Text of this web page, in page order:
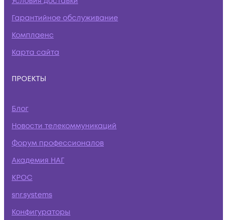
Гарантийное обслуживание
Комплаенс
Карта сайта
ПРОЕКТЫ
Блог
Новости телекоммуникаций
Форум профессионалов
Академия НАГ
КРОС
snr.systems
Конфигураторы